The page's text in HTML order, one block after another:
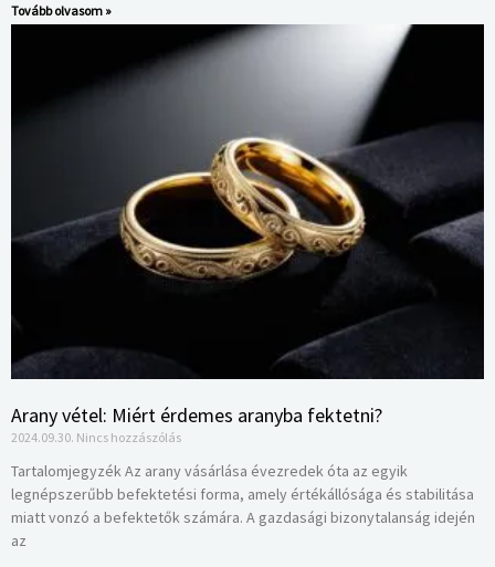
Tovább olvasom »
Arany vétel: Miért érdemes aranyba fektetni?
2024.09.30. Nincs hozzászólás
Tartalomjegyzék Az arany vásárlása évezredek óta az egyik
legnépszerűbb befektetési forma, amely értékállósága és stabilitása
miatt vonzó a befektetők számára. A gazdasági bizonytalanság idején
az